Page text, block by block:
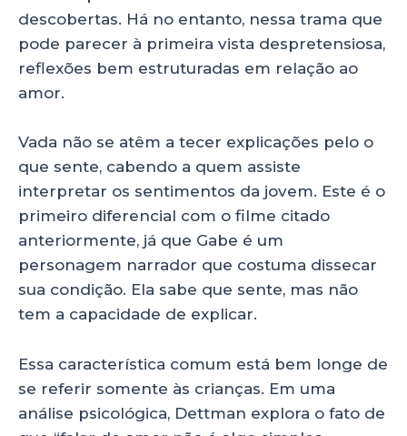
descobertas. Há no entanto, nessa trama que
pode parecer à primeira vista despretensiosa,
reflexões bem estruturadas em relação ao
amor.
Vada não se atêm a tecer explicações pelo o
que sente, cabendo a quem assiste
interpretar os sentimentos da jovem. Este é o
primeiro diferencial com o filme citado
anteriormente, já que Gabe é um
personagem narrador que costuma dissecar
sua condição. Ela sabe que sente, mas não
tem a capacidade de explicar.
Essa característica comum está bem longe de
se referir somente às crianças. Em uma
análise psicológica, Dettman explora o fato de